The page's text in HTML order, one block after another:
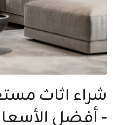
شراء اثاث
- أفضل